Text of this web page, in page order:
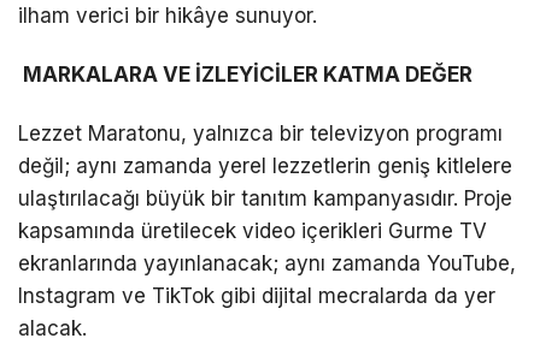
ilham verici bir hikâye sunuyor.
MARKALARA VE İZLEYİCİLER KATMA DEĞER
Lezzet Maratonu, yalnızca bir televizyon programı
değil; aynı zamanda yerel lezzetlerin geniş kitlelere
ulaştırılacağı büyük bir tanıtım kampanyasıdır. Proje
kapsamında üretilecek video içerikleri Gurme TV
ekranlarında yayınlanacak; aynı zamanda YouTube,
Instagram ve TikTok gibi dijital mecralarda da yer
alacak.